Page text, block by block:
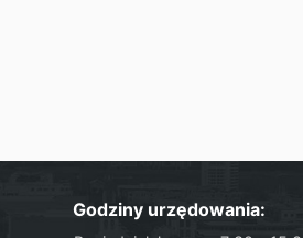
Godziny urzędowania: